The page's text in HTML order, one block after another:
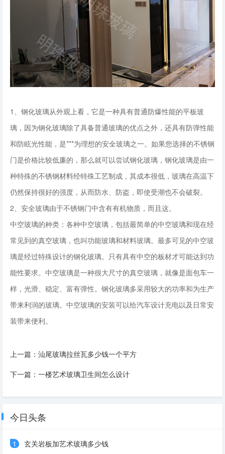
1、钢化玻璃从外观上看，它是一种具有普通防爆性能的平板玻
璃，因为钢化玻璃除了具备普通玻璃的优点之外，还具有防弹性能
和防眩光性能，是***为理想的安全玻璃之一。如果您选择的不锈钢
门是价格比较低廉的，那么就可以尝试钢化玻璃，钢化玻璃是由一
种特殊的不锈钢材料经特殊工艺制成，其成本很低，玻璃在高温下
仍然保持很好的强度，从而防水、防盗，即使受潮也不会破裂。
2、安全玻璃由于不锈钢门中含有有机物质，而且这。
中空玻璃的种类：各种中空玻璃，包括最简单的中空玻璃和现在经
常见到的真空玻璃，也叫功能玻璃和材料玻璃。最多可见的中空玻
璃是经过特殊设计的钢化玻璃。只有具有中空的板材才可能达到功
能性要求。中空玻璃是一种很大尺寸的真空玻璃，就像是面包车一
样，光滑、稳定、富有弹性。钢化玻璃多采用较大的功率和为生产
带来利润的玻璃。中空玻璃的安装可以给汽车设计充电以及日常安
装带来便利。
上一篇： 汕尾玻璃拉丝瓦多少钱一个平方
下一篇： 一楼艺术玻璃卫生间怎么设计
今日头条
1
玄关岩板加艺术玻璃多少钱